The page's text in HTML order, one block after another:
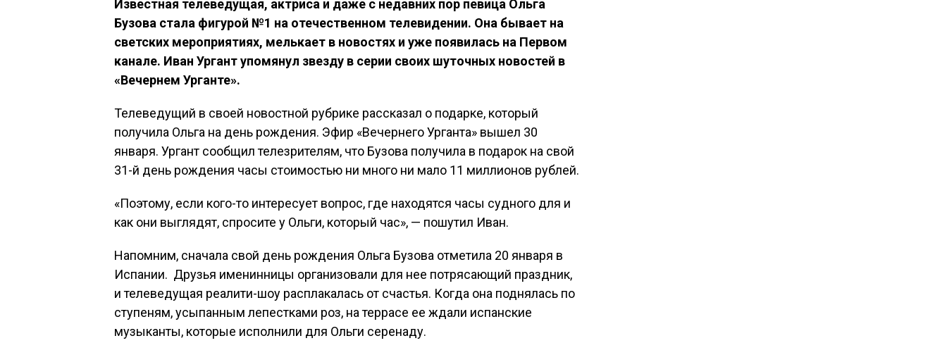
Известная телеведущая, актриса и даже с недавних пор певица Ольга
Бузова стала фигурой №1 на отечественном телевидении. Она бывает на
светских мероприятиях, мелькает в новостях и уже появилась на Первом
канале. Иван Ургант упомянул звезду в серии своих шуточных новостей в
«Вечернем Урганте».
Телеведущий в своей новостной рубрике рассказал о подарке, который
получила Ольга на день рождения. Эфир «Вечернего Урганта» вышел 30
января. Ургант сообщил телезрителям, что Бузова получила в подарок на свой
31-й день рождения часы стоимостью ни много ни мало 11 миллионов рублей.
«Поэтому, если кого-то интересует вопрос, где находятся часы судного для и
как они выглядят, спросите у Ольги, который час», — пошутил Иван.
Напомним, сначала свой день рождения Ольга Бузова отметила 20 января в
Испании. Друзья именинницы организовали для нее потрясающий праздник,
и телеведущая реалити-шоу расплакалась от счастья. Когда она поднялась по
ступеням, усыпанным лепестками роз, на террасе ее ждали испанские
музыканты, которые исполнили для Ольги серенаду.